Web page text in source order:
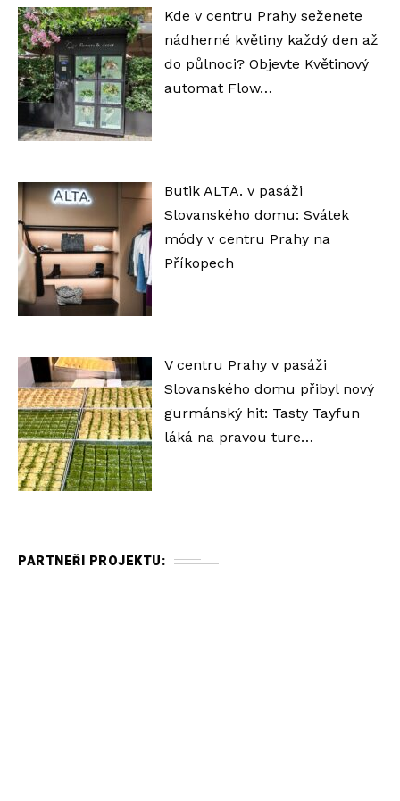
Kde v centru Prahy seženete
nádherné květiny každý den až
do půlnoci? Objevte Květinový
automat Flow…
Butik ALTA. v pasáži
Slovanského domu: Svátek
módy v centru Prahy na
Příkopech
V centru Prahy v pasáži
Slovanského domu přibyl nový
gurmánský hit: Tasty Tayfun
láká na pravou ture…
PARTNEŘI PROJEKTU: